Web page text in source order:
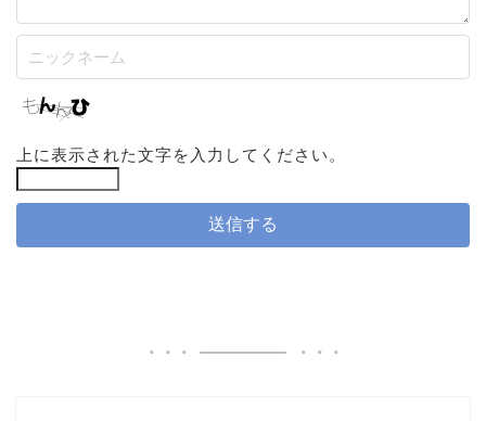
上に表示された文字を入力してください。